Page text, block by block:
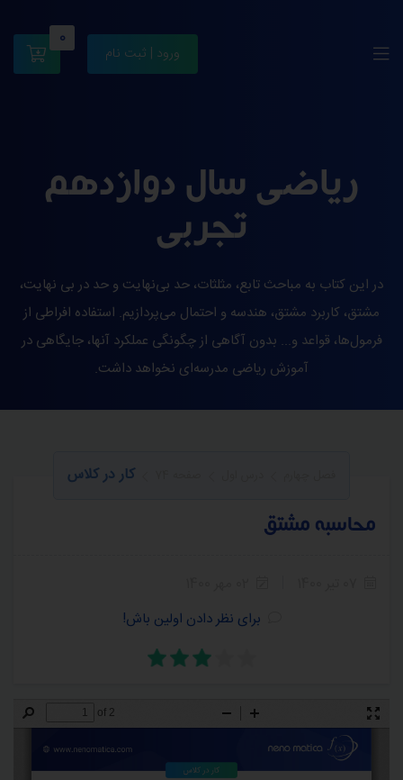
ورود | ثبت نام
0
ریاضی سال دوازدهم
تجربی
در این کتاب به مباحث تابع، مثلثات، حد بی‌نهایت و حد در بی نهایت،
مشتق، کاربرد مشتق، هندسه و احتمال می‌پردازیم. استفاده افراطی از
فرمول‌ها، قواعد و... بدون آگاهی از چگونگی عملکرد آنها، جایگاهی در
آموزش ریاضی مدرسه‌ای نخواهد داشت.
کار در کلاس
محاسبه مشتق
برای نظر دادن اولین باش!